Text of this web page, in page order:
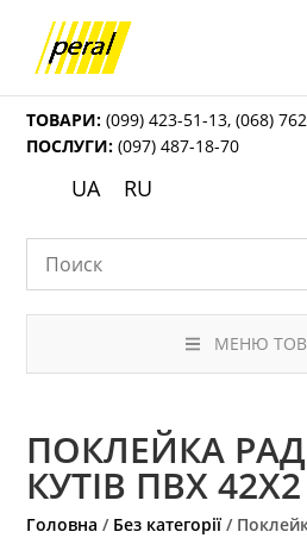
ТОВАРИ: (099) 423-51-13,(068)
ПОСЛУГИ: (097) 487-18-70
UA RU
МЕНЮ
ПОКЛЕЙКА
КУТІВ ПВХ
Головна / Без категорії /